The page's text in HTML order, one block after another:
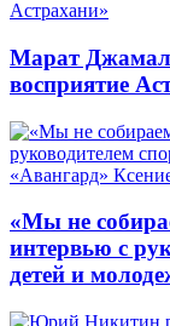
Марат
восприятие
«Мы не
интервью с
детей и